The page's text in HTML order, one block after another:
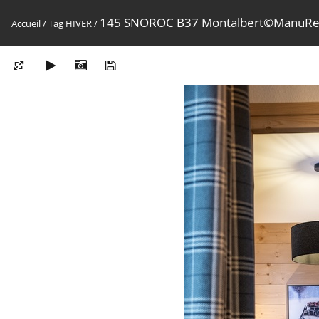
Accueil/Tag HIVER/ 145 SNOROC B37